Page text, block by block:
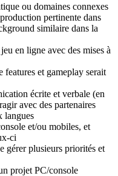
ou domaines connexes
pertinente dans
similaire dans la
en ligne avec des mises à
et gameplay serait
écrite et verbale (en
avec des partenaires
langues
et/ou mobiles, et
ci
gérer plusieurs priorités et
projet PC/console